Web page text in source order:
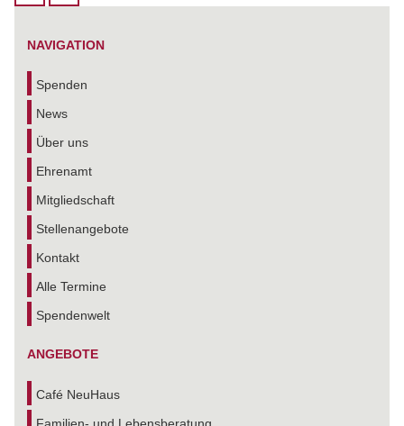
NAVIGATION
Spenden
News
Über uns
Ehrenamt
Mitgliedschaft
Stellenangebote
Kontakt
Alle Termine
Spendenwelt
ANGEBOTE
Café NeuHaus